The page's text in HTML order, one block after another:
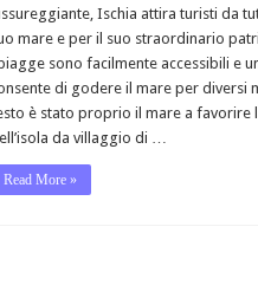
Ischia attira turisti da
mare e per il suo straordinario
sono facilmente accessibili e
di godere il mare per diversi
è stato proprio il mare a favorire
da villaggio di …
Read More »